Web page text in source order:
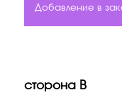
Добавление в
сторона B